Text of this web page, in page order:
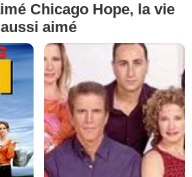
Chicago Hope, la vie
aimé